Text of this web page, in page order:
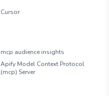
Cursor
mcp audience insights
Apify Model Context Protocol
(mcp) Server